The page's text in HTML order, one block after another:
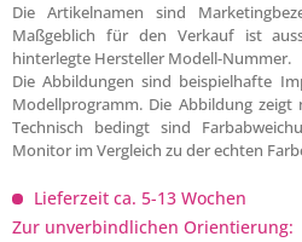
Die Artikelnamen sind
Maßgeblich für den Verkauf ist
hinterlegte Hersteller Modell-Nummer.
Die Abbildungen sind beispielhafte
Modellprogramm. Die Abbildung
Technisch bedingt sind
Monitor im Vergleich zu der echten
Lieferzeit ca. 5-13 Wochen
Zur unverbindlichen Orientierung: